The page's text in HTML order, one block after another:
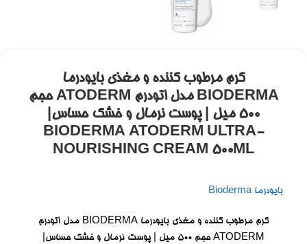
کرم مرطوب کننده و مغذی بایودرما
BIODERMA مدل اتودرم ATODERM حجم
500 میل | پوست نرمال و خشک حساس|
BIODERMA ATODERM ULTRA-
NOURISHING CREAM 500ML
بایودرما Bioderma
کرم مرطوب کننده و مغذی بایودرما BIODERMA مدل اتودرم
ATODERM حجم 500 میل | پوست نرمال و خشک حساس|